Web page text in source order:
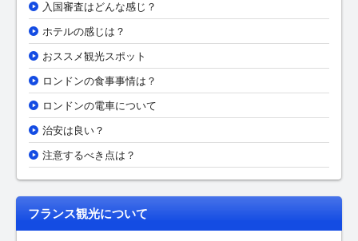
入国審査はどんな感じ？
ホテルの感じは？
おススメ観光スポット
ロンドンの食事事情は？
ロンドンの電車について
治安は良い？
注意するべき点は？
フランス観光について